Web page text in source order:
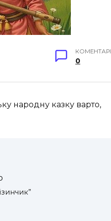
КОМЕНТАРІ
0
народну казку варто,